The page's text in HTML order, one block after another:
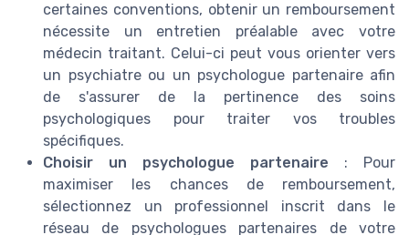
certaines conventions, obtenir un remboursement
nécessite un entretien préalable avec votre
médecin traitant. Celui-ci peut vous orienter vers
un psychiatre ou un psychologue partenaire afin
de s'assurer de la pertinence des soins
psychologiques pour traiter vos troubles
spécifiques.
Choisir un psychologue partenaire : Pour
maximiser les chances de remboursement,
sélectionnez un professionnel inscrit dans le
réseau de psychologues partenaires de votre